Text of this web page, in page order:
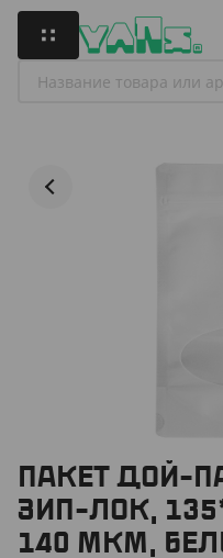
ПАКЕТ ДОЙ-
ЗИП-ЛОК,
140 МКМ,